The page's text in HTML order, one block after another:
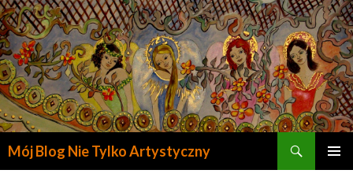
Mój Blog Nie Tylko Artystyczny